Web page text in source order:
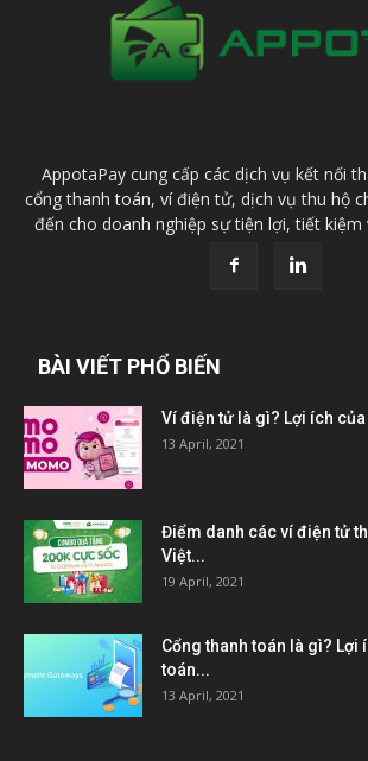
AppotaPay cung cấp các dịch vụ kết nối
cổng thanh toán, ví điện tử, dịch vụ thu hộ
đến cho doanh nghiệp sự tiện lợi, tiết kiệm
BÀI VIẾT PHỔ BIẾN
Ví điện tử là gì? Lợi ích
13 April, 2021
Điểm danh các ví điện tử
Việt...
19 April, 2021
Cổng thanh toán là gì? Lợi
toán...
13 April, 2021